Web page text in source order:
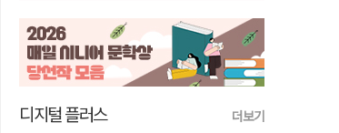
디지털 플러스 더보기